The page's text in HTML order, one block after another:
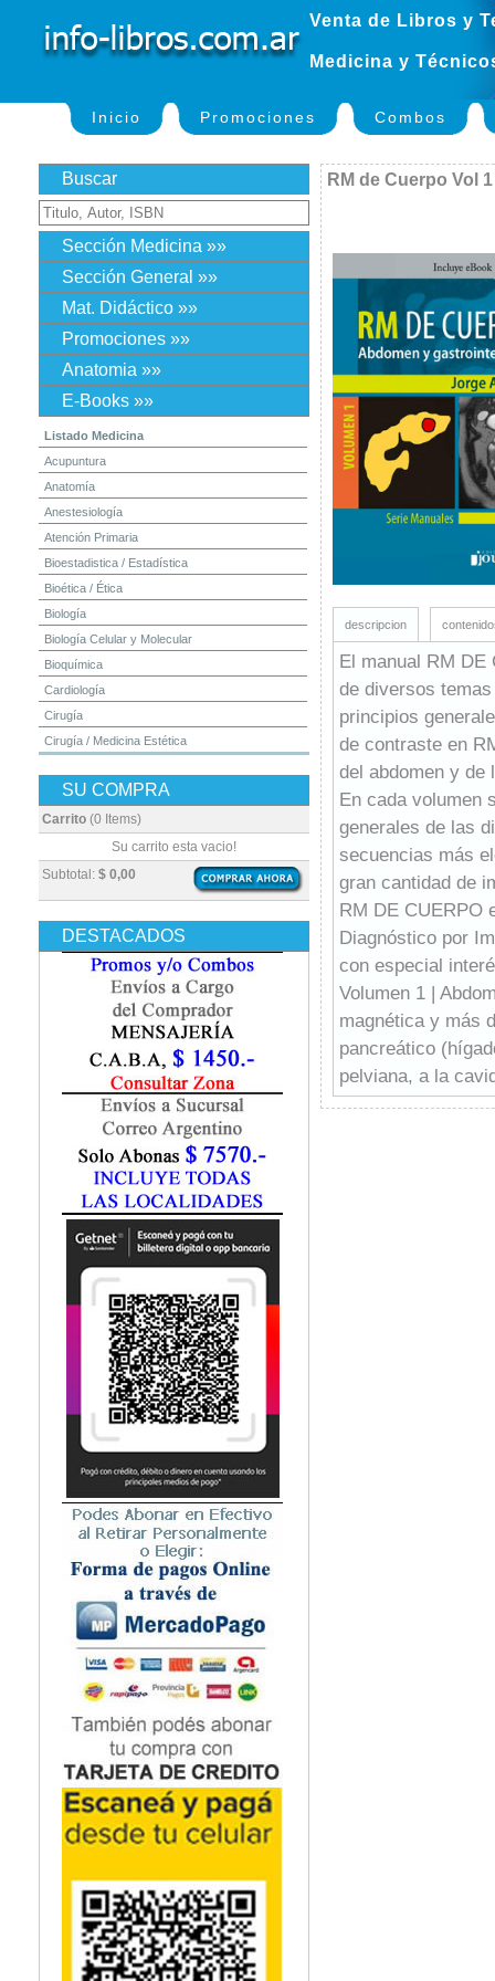
Venta de Libros y
Medicina y
Inicio Promociones Combos
Buscar
Sección Medicina »»
Sección General »»
Mat. Didáctico »»
Promociones »»
Anatomia »»
E-Books »»
Listado Medicina
Acupuntura
Anatomía
Anestesiología
Atención Primaria
Bioestadistica / Estadística
Bioética / Ética
Biología
Biología Celular y Molecular
Bioquímica
Cardiología
Cirugía
Cirugía / Medicina Estética
Dermatología
Diagnóstico por Imagen / Radiología
Embriología
Enfermería
Epidemiología
Farmacia / Farmacología
Fisiatría / Kinesiología
Fisiología / Fisiopatología
Fonoaudiología
Gastroenterología
Geriatría
Ginecología / Obstetricia
Hematología
Histología
Homeopatía
Infectología
Inmunología
Instrumentación Quirurgica
Medicina del Deporte / Rehabilitación
Medicina Emergencias / Urgencias
Medicina Forense / Legal
Medicina General
Medicina Interna
Microbiología
Nefrología
Neonatología / Pediatría
Neumología
Neuroanatomía / Neurociencia
Neurocirugía
Neurología
Nutrición
Odontología
Oftalmología
Oncología / Cuidados Paliativos
Ortopedía / Traumatología
Osteopatía
Otorrinolaringología
Podología
Psicología
Psiquiatría
Química
SU COMPRA
Carrito (0 Items)
Subtotal: $ 0,00
Su carrito esta vacio!
DESTACADOS
RM de Cuerpo Vol
descripcion
El manual RM DE
de diversos
principios
de contraste en
del abdomen y de
En cada volumen
generales de las
secuencias más
gran cantidad de
RM DE CUERPO
Diagnóstico por
con especial
Volumen 1 |
magnética y más
pancreático
pelviana, a la
peritoneo y